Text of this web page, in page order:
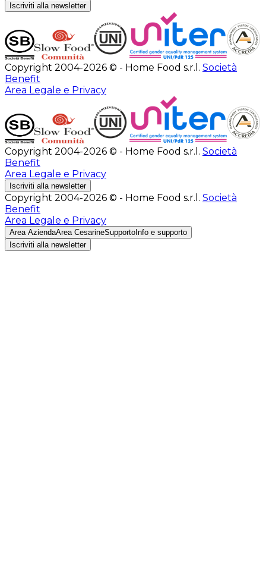
Iscriviti alla newsletter
Copyright 2004-2026 © - Home Food s.r.l. Società
Benefit
Area Legale e Privacy
Copyright 2004-2026 © - Home Food s.r.l. Società
Benefit
Area Legale e Privacy
Iscriviti alla newsletter
Copyright 2004-2026 © - Home Food s.r.l. Società
Benefit
Area Legale e Privacy
Area AziendaArea CesarineSupporto Info e supporto
Iscriviti alla newsletter